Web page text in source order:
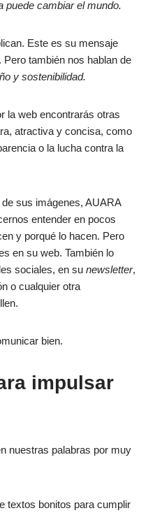
puede cambiar el mundo.
Este es su mensaje
también nos hablan de
y sostenibilidad.
la web encontrarás otras
atractiva y concisa, como
o la lucha contra la
sus imágenes, AUARA
entender en pocos
y porqué lo hacen. Pero
en su web. También lo
sociales, en su newsletter,
o cualquier otra
bien.
impulsar
nuestras palabras por muy
textos bonitos para cumplir